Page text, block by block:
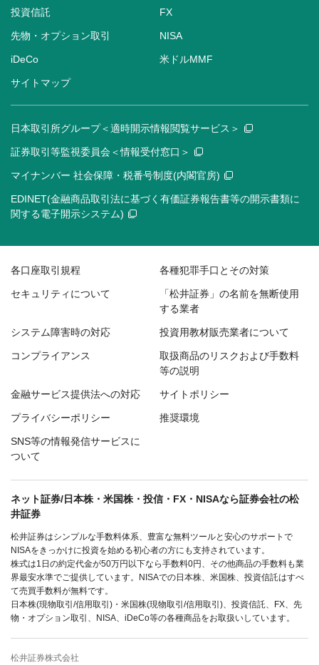
投資信託 FX
先物・オプション取引 NISA
iDeCo 米ドルMMF
サイトマップ
日本取引所グループ＜適時開示情報閲覧サービス＞
証券取引等監視委員会＜情報受付窓口＞
マイナンバー 社会保障・税番号制度(内閣官房)
EDINET(金融商品取引法に基づく有価証券報告書等の開示書類に
関する電子開示システム)
各口座取引規程 各種犯罪手口とその対策
セキュリティについて
「松井証券」の名前を無断使用
する業者
システム障害時の対応 投資用教材販売業者について
コンプライアンス
取扱商品のリスクおよび手数料
等の説明
金融サービス提供法への対応 サイトポリシー
プライバシーポリシー 推奨環境
SNS等の情報発信サービスに
ついて
ネット証券/日本株・米国株・投信・FX・NISAなら証券会社の松
井証券
松井証券はシンプルな手数料体系、豊富な無料ツールと安心のサポートで
NISAをきっかけに投資を始める初心者の方にも支持されています。
株式は1日の約定代金が50万円以下なら手数料0円、その他商品の手数料も業
界最安水準でご提供しています。NISAでの日本株、米国株、投資信託はすべ
て売買手数料が無料です。
日本株(現物取引/信用取引)・米国株(現物取引/信用取引)、投資信託、FX、先
物・オプション取引、NISA、iDeCo等の各種商品をお取扱いしています。
松井証券株式会社